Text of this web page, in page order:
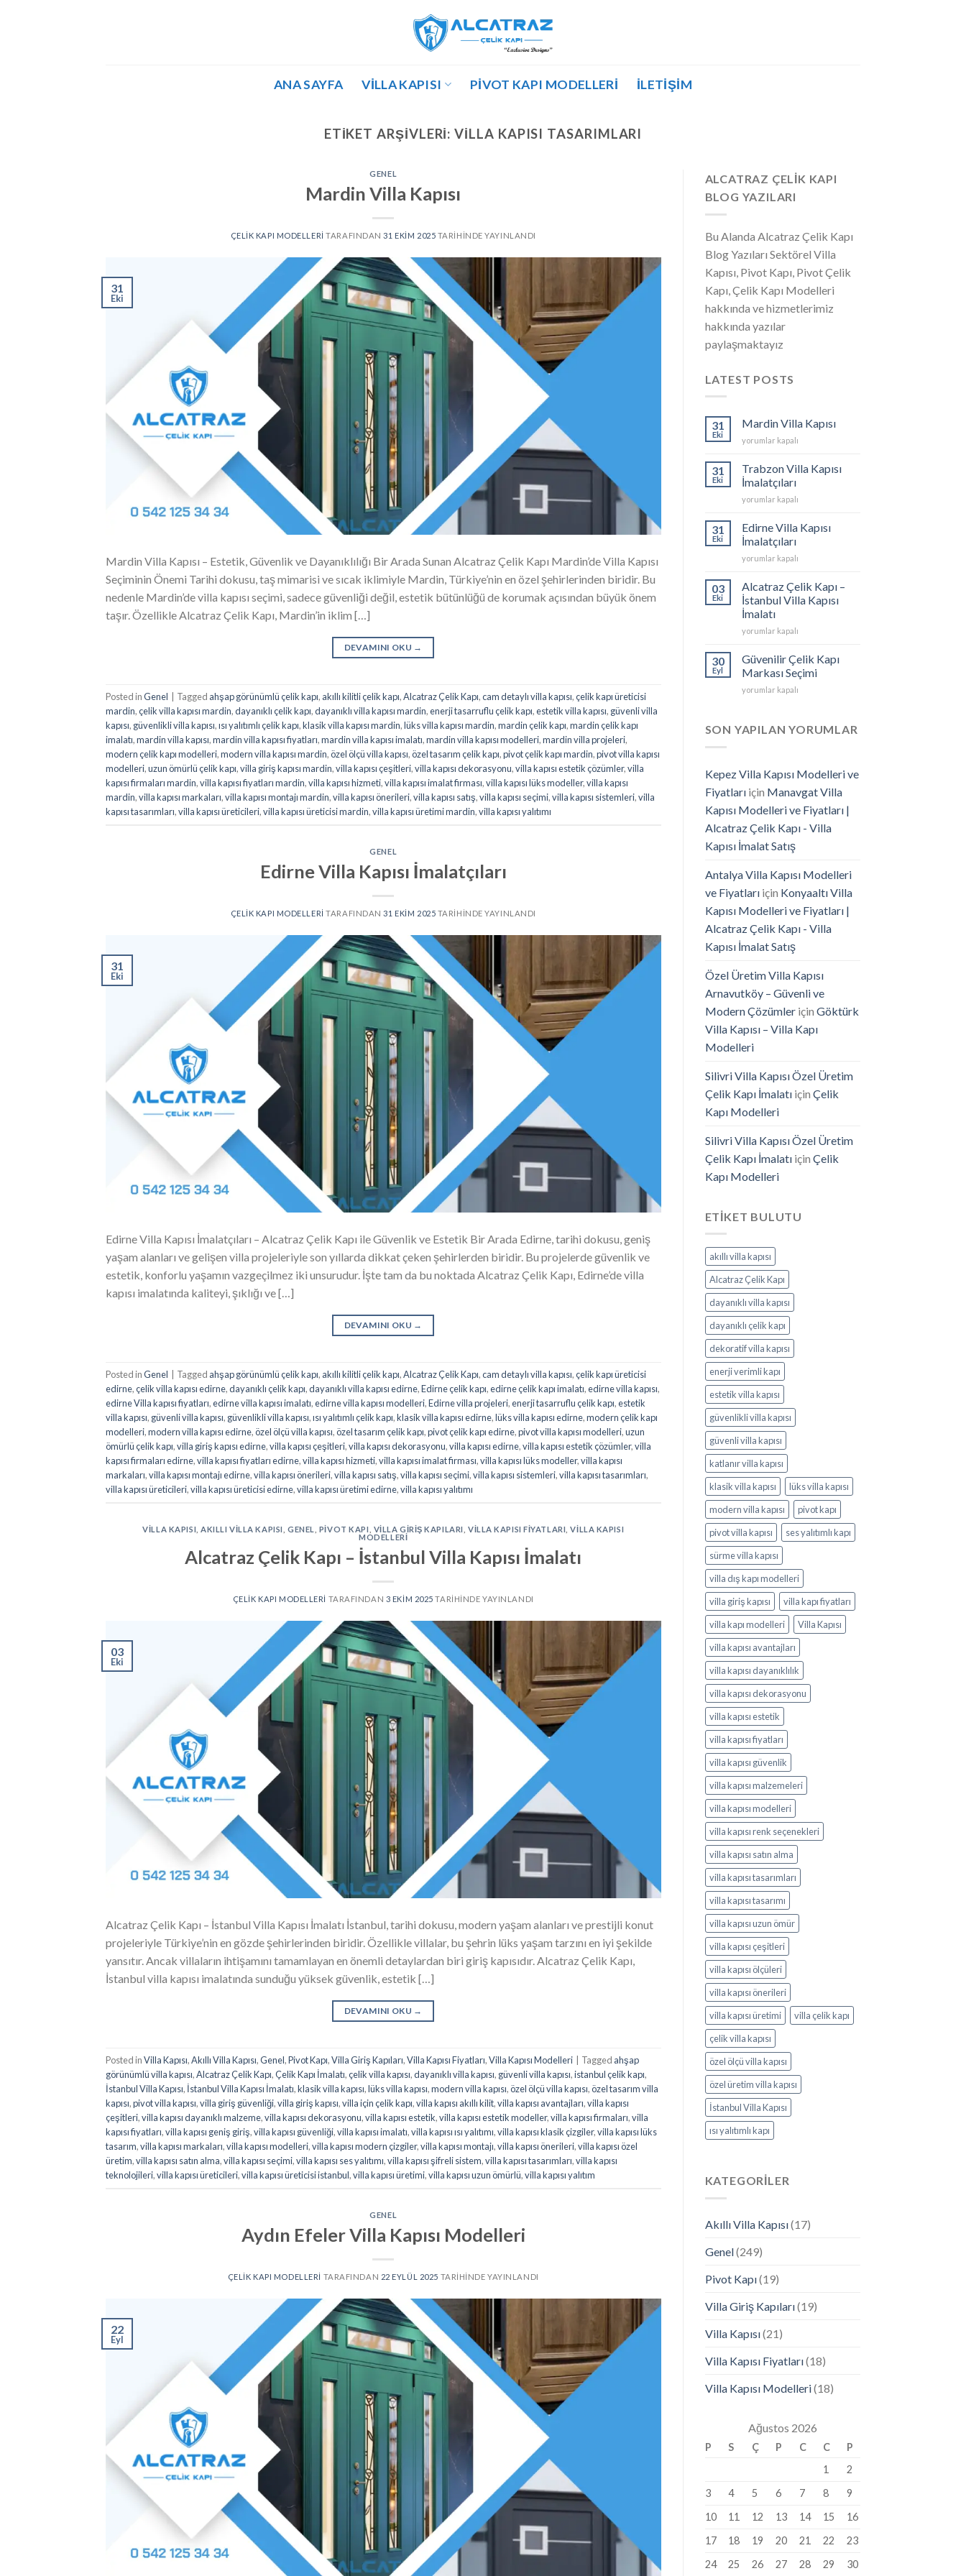
ANA SAYFA VILLA KAPISI PIVOT KAPI MODELLERI İLETIŞIM
ETIKET ARŞIVLERI:VILLA KAPISI TASARIMLARI
GENEL
Mardin Villa Kapısı
ÇELIK KAPI MODELLERI TARAFINDAN 31 EKIM 2025 TARIHINDE YAYINLANDI
31
Eki
Mardin Villa Kapısı – Estetik, Güvenlik ve Dayanıklılığı Bir Arada Sunan Alcatraz Çelik Kapı Mardin’de Villa Kapısı
Seçiminin Önemi Tarihi dokusu, taş mimarisi ve sıcak iklimiyle Mardin, Türkiye’nin en özel şehirlerinden biridir. Bu
nedenle Mardin’de villa kapısı seçimi, sadece güvenliği değil, estetik bütünlüğü de korumak açısından büyük önem
taşır. Özellikle Alcatraz Çelik Kapı, Mardin’in iklim […]
DEVAMINI OKU →
Posted inGenel Tagged ahşap görünümlü çelik kapı, akıllı kilitli çelik kapı,Alcatraz Çelik Kapı,cam detaylı villa kapısı,çelik kapı üreticisi
mardin,çelik villa kapısı mardin,dayanıklı çelik kapı,dayanıklı villa kapısı mardin,enerji tasarruflu çelik kapı,estetik villa kapısı, güvenli villa
kapısı, güvenlikli villa kapısı,ısı yalıtımlı çelik kapı,klasik villa kapısı mardin,lüks villa kapısı mardin,mardin çelik kapı,mardin çelik kapı
imalatı,mardin villa kapısı,mardin villa kapısı fiyatları,mardin villa kapısı imalatı,mardin villa kapısı modelleri,mardin villa projeleri,
modern çelik kapı modelleri,modern villa kapısı mardin,özel ölçü villa kapısı,özel tasarım çelik kapı,pivot çelik kapı mardin,pivot villa kapısı
modelleri,uzun ömürlü çelik kapı,villa giriş kapısı mardin,villa kapısı çeşitleri,villa kapısı dekorasyonu,villa kapısı estetik çözümler,villa
kapısı firmaları mardin,villa kapısı fiyatları mardin,villa kapısı hizmeti,villa kapısı imalat firması,villa kapısı lüks modeller,villa kapısı
mardin,villa kapısı markaları,villa kapısı montajı mardin,villa kapısı önerileri,villa kapısı satış,villa kapısı seçimi,villa kapısı sistemleri,villa
kapısı tasarımları,villa kapısı üreticileri,villa kapısı üreticisi mardin,villa kapısı üretimi mardin,villa kapısı yalıtımı
GENEL
Edirne Villa Kapısı İmalatçıları
ÇELIK KAPI MODELLERI TARAFINDAN 31 EKIM 2025 TARIHINDE YAYINLANDI
31
Eki
Edirne Villa Kapısı İmalatçıları – Alcatraz Çelik Kapı ile Güvenlik ve Estetik Bir Arada Edirne, tarihi dokusu, geniş
yaşam alanları ve gelişen villa projeleriyle son yıllarda dikkat çeken şehirlerden biridir. Bu projelerde güvenlik ve
estetik, konforlu yaşamın vazgeçilmez iki unsurudur. İşte tam da bu noktada Alcatraz Çelik Kapı, Edirne’de villa
kapısı imalatında kaliteyi, şıklığı ve […]
DEVAMINI OKU →
Posted inGenel Tagged ahşap görünümlü çelik kapı, akıllı kilitli çelik kapı,Alcatraz Çelik Kapı,cam detaylı villa kapısı,çelik kapı üreticisi
edirne,çelik villa kapısı edirne,dayanıklı çelik kapı,dayanıklı villa kapısı edirne,Edirne çelik kapı,edirne çelik kapı imalatı,edirne villa kapısı,
edirne Villa kapısı fiyatları,edirne villa kapısı imalatı,edirne villa kapısı modelleri,Edirne villa projeleri,enerji tasarruflu çelik kapı,estetik
villa kapısı, güvenli villa kapısı, güvenlikli villa kapısı,ısı yalıtımlı çelik kapı,klasik villa kapısı edirne,lüks villa kapısı edirne,modern çelik kapı
modelleri,modern villa kapısı edirne,özel ölçü villa kapısı,özel tasarım çelik kapı,pivot çelik kapı edirne,pivot villa kapısı modelleri,uzun
ömürlü çelik kapı,villa giriş kapısı edirne,villa kapısı çeşitleri,villa kapısı dekorasyonu,villa kapısı edirne,villa kapısı estetik çözümler,villa
kapısı firmaları edirne,villa kapısı fiyatları edirne,villa kapısı hizmeti,villa kapısı imalat firması,villa kapısı lüks modeller,villa kapısı
markaları,villa kapısı montajı edirne,villa kapısı önerileri,villa kapısı satış,villa kapısı seçimi,villa kapısı sistemleri,villa kapısı tasarımları,
villa kapısı üreticileri,villa kapısı üreticisi edirne,villa kapısı üretimi edirne,villa kapısı yalıtımı
VILLA KAPISI ,AKILLI VILLA KAPISI GENEL PIVOT KAPI VILLA GIRIŞ KAPILARI VILLA KAPISI FIYATLARI ,VILLA KAPISI
MODELLERI
Alcatraz Çelik Kapı – İstanbul Villa Kapısı İmalatı
ÇELIK KAPI MODELLERI TARAFINDAN 3 EKIM 2025 TARIHINDE YAYINLANDI
03
Eki
Alcatraz Çelik Kapı – İstanbul Villa Kapısı İmalatı İstanbul, tarihi dokusu, modern yaşam alanları ve prestijli konut
projeleriyle Türkiye’nin en gözde şehirlerinden biridir. Özellikle villalar, bu şehrin lüks yaşam tarzını en iyi şekilde
yansıtır. Ancak villaların ihtişamını tamamlayan en önemli detaylardan biri giriş kapısıdır. Alcatraz Çelik Kapı,
İstanbul villa kapısı imalatında sunduğu yüksek güvenlik, estetik […]
DEVAMINI OKU →
Posted inVilla Kapısı,Akıllı Villa Kapısı,Genel,Pivot Kapı,Villa Giriş Kapıları,Villa Kapısı Fiyatları,Villa Kapısı Modelleri Tagged ahşap
görünümlü villa kapısı,Alcatraz Çelik Kapı,Çelik Kapı İmalatı,çelik villa kapısı,dayanıklı villa kapısı, güvenli villa kapısı,istanbul çelik kapı,
İstanbul Villa Kapısı, İstanbul Villa Kapısı İmalatı,klasik villa kapısı,lüks villa kapısı,modern villa kapısı,özel ölçü villa kapısı,özel tasarım villa
kapısı,pivot villa kapısı,villa giriş güvenliği,villa giriş kapısı,villa için çelik kapı,villa kapısı akıllı kilit,villa kapısı avantajları,villa kapısı
çeşitleri,villa kapısı dayanıklı malzeme,villa kapısı dekorasyonu,villa kapısı estetik,villa kapısı estetik modeller,villa kapısı firmaları,villa
kapısı fiyatları,villa kapısı geniş giriş,villa kapısı güvenliği,villa kapısı imalatı,villa kapısı ısı yalıtımı,villa kapısı klasik çizgiler,villa kapısı lüks
tasarım,villa kapısı markaları,villa kapısı modelleri,villa kapısı modern çizgiler,villa kapısı montajı,villa kapısı önerileri,villa kapısı özel
üretim,villa kapısı satın alma,villa kapısı seçimi,villa kapısı ses yalıtımı,villa kapısı şifreli sistem,villa kapısı tasarımları,villa kapısı
teknolojileri,villa kapısı üreticileri,villa kapısı üreticisi istanbul,villa kapısı üretimi,villa kapısı uzun ömürlü,villa kapısı yalıtım
GENEL
Aydın Efeler Villa Kapısı Modelleri
ÇELIK KAPI MODELLERI TARAFINDAN 22 EYLÜL 2025 TARIHINDE YAYINLANDI
22
Eyl
ALCATRAZ ÇELIK KAPI
BLOG YAZILARI
Bu Alanda Alcatraz Çelik Kapı
Blog Yazıları Sektörel Villa
Kapısı, Pivot Kapı, Pivot Çelik
Kapı, Çelik Kapı Modelleri
hakkında ve hizmetlerimiz
hakkında yazılar
paylaşmaktayız
LATEST POSTS
31
Eki
Mardin Villa Kapısı
Mardin
Kapısı
için
yorumlar kapalı
31
Eki
Trabzon Villa Kapısı
İmalatçıları
Trabzon
Kapısı
İmalatçıları
için
yorumlar kapalı
31
Eki
Edirne Villa Kapısı
İmalatçıları
Edirne
Kapısı
İmalatçıları
için
yorumlar kapalı
03
Eki
Alcatraz Çelik Kapı –
İstanbul Villa Kapısı
İmalatı
Alcatraz
Kapı
İstanbul
Villa
için
yorumlar kapalı
30
Eyl
Güvenilir Çelik Kapı
Markası Seçimi
Güvenilir
Markası
yorumlar kapalı
SON YAPILAN YORUMLAR
Kepez Villa Kapısı Modelleri ve
Fiyatlarıiçin Manavgat Villa
Kapısı Modelleri ve Fiyatları |
Alcatraz Çelik Kapı - Villa
Kapısı İmalat Satış
Antalya Villa Kapısı Modelleri
ve Fiyatlarıiçin Konyaaltı Villa
Kapısı Modelleri ve Fiyatları |
Alcatraz Çelik Kapı - Villa
Kapısı İmalat Satış
Özel Üretim Villa Kapısı
Arnavutköy – Güvenli ve
Modern Çözümleriçin Göktürk
Villa Kapısı – Villa Kapı
Modelleri
Silivri Villa Kapısı Özel Üretim
Çelik Kapı İmalatıiçin Çelik
Kapı Modelleri
Silivri Villa Kapısı Özel Üretim
Çelik Kapı İmalatıiçin Çelik
Kapı Modelleri
ETIKET BULUTU
akıllı villa kapısı
Alcatraz Çelik Kapı
dayanıklı villa kapısı
dayanıklı çelik kapı
dekoratif villa kapısı
enerji verimli kapı
estetik villa kapısı
güvenlikli villa kapısı
güvenli villa kapısı
katlanır villa kapısı
klasik villa kapısı
lüks villa kapısı
modern villa kapısı
pivot kapı
pivot villa kapısı
ses yalıtımlı kapı
sürme villa kapısı
villa dış kapı modelleri
villa giriş kapısı
villa kapı fiyatları
villa kapı modelleri
Villa Kapısı
villa kapısı avantajları
villa kapısı dayanıklılık
villa kapısı dekorasyonu
villa kapısı estetik
villa kapısı fiyatları
villa kapısı güvenlik
villa kapısı malzemeleri
villa kapısı modelleri
villa kapısı renk seçenekleri
villa kapısı satın alma
villa kapısı tasarımları
villa kapısı tasarımı
villa kapısı uzun ömür
villa kapısı çeşitleri
villa kapısı ölçüleri
villa kapısı önerileri
villa kapısı üretimi
villa çelik kapı
çelik villa kapısı
özel ölçü villa kapısı
özel üretim villa kapısı
İstanbul Villa Kapısı
ısı yalıtımlı kapı
KATEGORILER
Akıllı Villa Kapısı(17)
Genel(249)
Pivot Kapı(19)
Villa Giriş Kapıları(19)
Villa Kapısı(21)
Villa Kapısı Fiyatları(18)
Villa Kapısı Modelleri(18)
Ağustos 2026
P S Ç P C C
P
1
2
3
4 5 6 7 8
9
10
11 12 13 14 15
16
17
18 19 20 21 22
23
24
25 26 27 28 29 30